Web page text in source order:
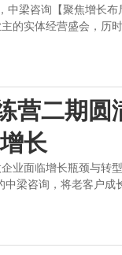
中梁咨询【聚焦增长
的实体经营盛会，历
营二期圆
长
业面临增长瓶颈与转
中梁咨询，将老客户